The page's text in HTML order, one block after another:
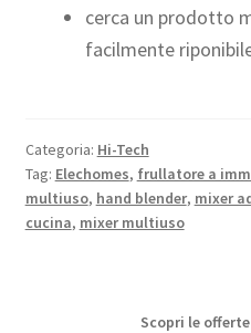
cerca un prodotto
facilmente
Categoria: Hi-Tech
Tag: Elechomes, frullatore a
multiuso, hand blender, mixer
cucina, mixer multiuso
Scopri le